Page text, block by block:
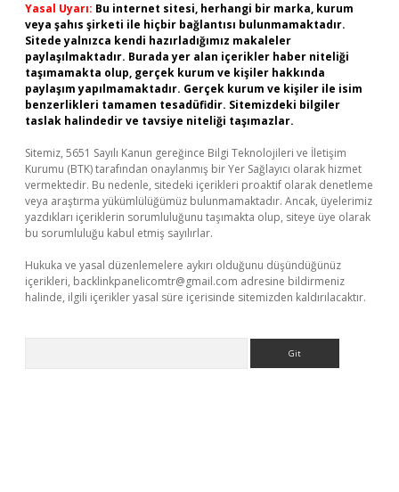
Yasal Uyarı: Bu internet sitesi, herhangi bir marka, kurum
veya şahıs şirketi ile hiçbir bağlantısı bulunmamaktadır.
Sitede yalnızca kendi hazırladığımız makaleler
paylaşılmaktadır. Burada yer alan içerikler haber niteliği
taşımamakta olup, gerçek kurum ve kişiler hakkında
paylaşım yapılmamaktadır. Gerçek kurum ve kişiler ile isim
benzerlikleri tamamen tesadüfidir. Sitemizdeki bilgiler
taslak halindedir ve tavsiye niteliği taşımazlar.
Sitemiz, 5651 Sayılı Kanun gereğince Bilgi Teknolojileri ve İletişim
Kurumu (BTK) tarafından onaylanmış bir Yer Sağlayıcı olarak hizmet
vermektedir. Bu nedenle, sitedeki içerikleri proaktif olarak denetleme
veya araştırma yükümlülüğümüz bulunmamaktadır. Ancak, üyelerimiz
yazdıkları içeriklerin sorumluluğunu taşımakta olup, siteye üye olarak
bu sorumluluğu kabul etmiş sayılırlar.
Hukuka ve yasal düzenlemelere aykırı olduğunu düşündüğünüz
içerikleri, backlinkpanelicomtr@gmail.com adresine bildirmeniz
halinde, ilgili içerikler yasal süre içerisinde sitemizden kaldırılacaktır.